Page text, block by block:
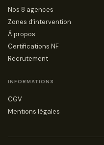
Nos 8 agences
Zones d’intervention
À propos
Certifications NF
Recrutement
INFORMATIONS
CGV
Mentions légales